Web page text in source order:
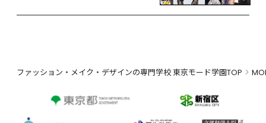
ファッション・メイク・デザインの専門学校 東京モード学園TOP